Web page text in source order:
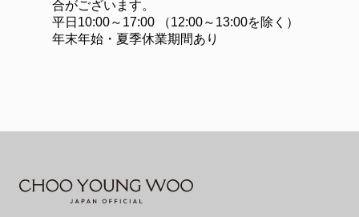
合がございます。
平日10:00～17:00 （12:00～13:00を除く）
年末年始・夏季休業期間あり